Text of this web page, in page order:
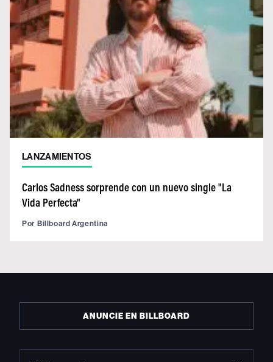
LANZAMIENTOS
Carlos Sadness sorprende con un nuevo single "La
Vida Perfecta"
Por Billboard Argentina
ANUNCIE EN BILLBOARD